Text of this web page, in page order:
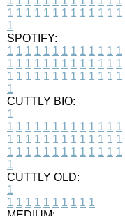
1 1 1 1 1 1 1 1 1 1 1 1 1
1
SPOTIFY:
1 1 1 1 1 1 1 1 1 1 1 1 1
1 1 1 1 1 1 1 1 1 1 1 1 1
1 1 1 1 1 1 1 1 1 1 1 1 1
1
CUTTLY BIO:
1
1 1 1 1 1 1 1 1 1 1 1 1 1
1 1 1 1 1 1 1 1 1 1 1 1 1
1 1 1 1 1 1 1 1 1 1 1 1 1
1
CUTTLY OLD:
1
1 1 1 1 1 1 1 1 1 1